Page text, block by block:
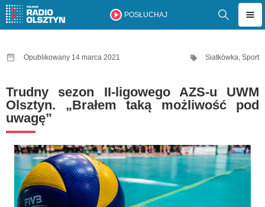
POSŁUCHAJ
Opublikowany 14 marca 2021 Siatkówka, Sport
Trudny sezon II-ligowego AZS-u UWM
Olsztyn. „Brałem taką możliwość pod
uwagę”